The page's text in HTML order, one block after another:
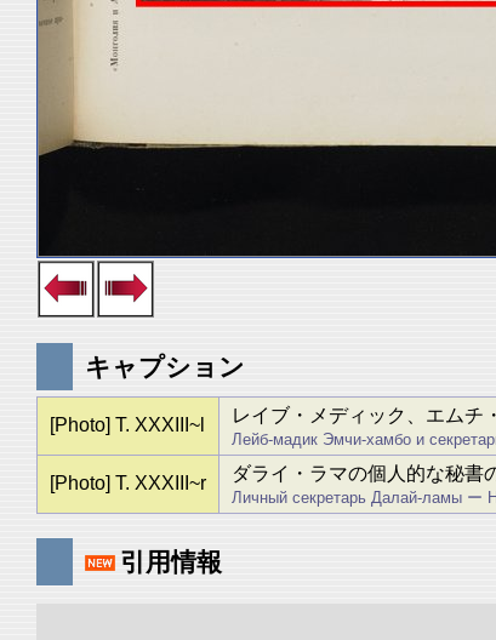
キャプション
[Photo] T. XXXIII~l レイブ・メディック、エムチ
Лейб-мадик Эмчи-хамбо и
[Photo] T. XXXIII~r ダライ・ラマの個人的な秘書
Личный секретарь Далай-ламы ー
引用情報